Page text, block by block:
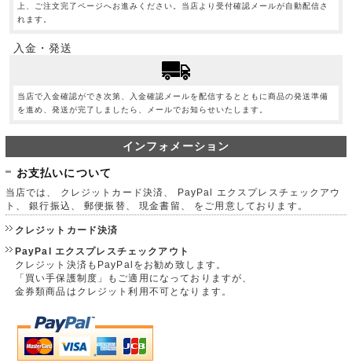
上、ご注文完了ページへお進みください。当店より受付確認メールが自動配信さ
れます。
入金・発送
当店で入金確認ができ次第、入金確認メールを配信するとともに商品の発送準備
を進め、発送が完了しましたら、メールでお知らせいたします。
インフォメーション
お支払いについて
当店では、 クレジットカード決済、 PayPal エクスプレスチェックアウ
ト、 銀行振込、 郵便振替、 現金書留、 をご用意しております。
クレジットカード決済
PayPal エクスプレスチェックアウト
クレジット決済もPayPalをお勧め致します。
「買い手保護制度」もご適用になっておりますが、
金券類商品はクレジット利用不可となります。